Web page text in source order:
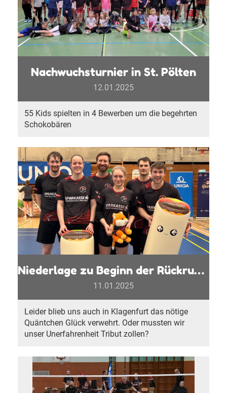
Nachwuchsturnier in St. Pölten
12.01.2025
55 Kids spielten in 4 Bewerben um die begehrten
Schokobären
Niederlage zu Beginn der Rückrunde
11.01.2025
Leider blieb uns auch in Klagenfurt das nötige
Quäntchen Glück verwehrt. Oder mussten wir
unser Unerfahrenheit Tribut zollen?